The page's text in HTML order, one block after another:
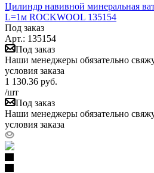
Цилиндр навивной минеральная
L=1м ROCKWOOL 135154
Под заказ
Арт.: 135154
Под заказ
Наши менеджеры обязательно
условия заказа
1 130.36 руб.
/шт
Под заказ
Наши менеджеры обязательно
условия заказа